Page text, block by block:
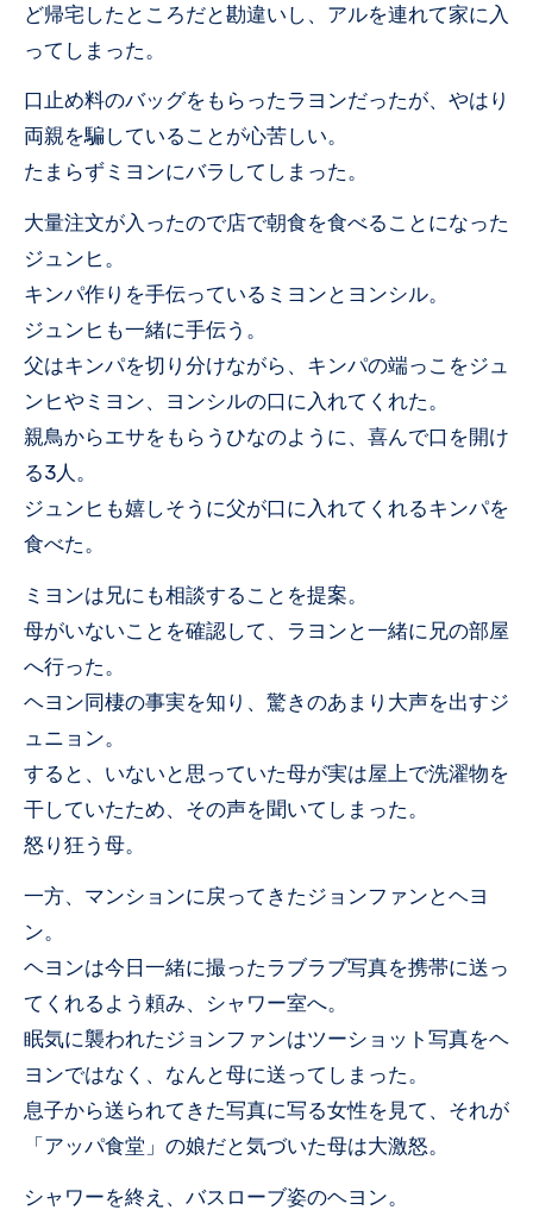
ど帰宅したところだと勘違いし、アルを連れて家に入
ってしまった。
口止め料のバッグをもらったラヨンだったが、やはり
両親を騙していることが心苦しい。
たまらずミヨンにバラしてしまった。
大量注文が入ったので店で朝食を食べることになった
ジュンヒ。
キンパ作りを手伝っているミヨンとヨンシル。
ジュンヒも一緒に手伝う。
父はキンパを切り分けながら、キンパの端っこをジュ
ンヒやミヨン、ヨンシルの口に入れてくれた。
親鳥からエサをもらうひなのように、喜んで口を開け
る3人。
ジュンヒも嬉しそうに父が口に入れてくれるキンパを
食べた。
ミヨンは兄にも相談することを提案。
母がいないことを確認して、ラヨンと一緒に兄の部屋
へ行った。
ヘヨン同棲の事実を知り、驚きのあまり大声を出すジ
ュニョン。
すると、いないと思っていた母が実は屋上で洗濯物を
干していたため、その声を聞いてしまった。
怒り狂う母。
一方、マンションに戻ってきたジョンファンとヘヨ
ン。
ヘヨンは今日一緒に撮ったラブラブ写真を携帯に送っ
てくれるよう頼み、シャワー室へ。
眠気に襲われたジョンファンはツーショット写真をヘ
ヨンではなく、なんと母に送ってしまった。
息子から送られてきた写真に写る女性を見て、それが
「アッパ食堂」の娘だと気づいた母は大激怒。
シャワーを終え、バスローブ姿のヘヨン。